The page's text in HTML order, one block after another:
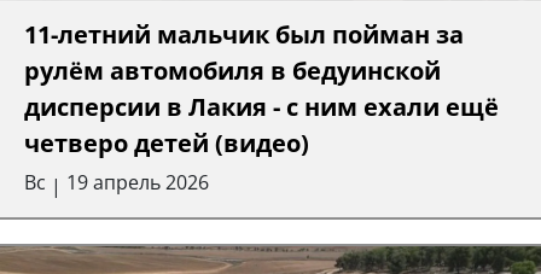
11-летний мальчик был пойман за
рулём автомобиля в бедуинской
дисперсии в Лакия - с ним ехали ещё
четверо детей (видео)
Вс | 19 апрель 2026